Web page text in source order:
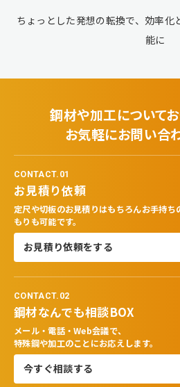
ちょっとした発想の転換で、効率化
能に
鋼材や加工について
お気軽にお問い合
CONTACT.01
お見積り依頼
定尺や切板のお見積りはもちろんお手持
もりも可能です。
お見積り依頼をする
CONTACT.02
鋼材なんでも相談BOX
メール・電話・Web会議で、
特殊鋼や加工のことにお応えします。
今すぐ相談する